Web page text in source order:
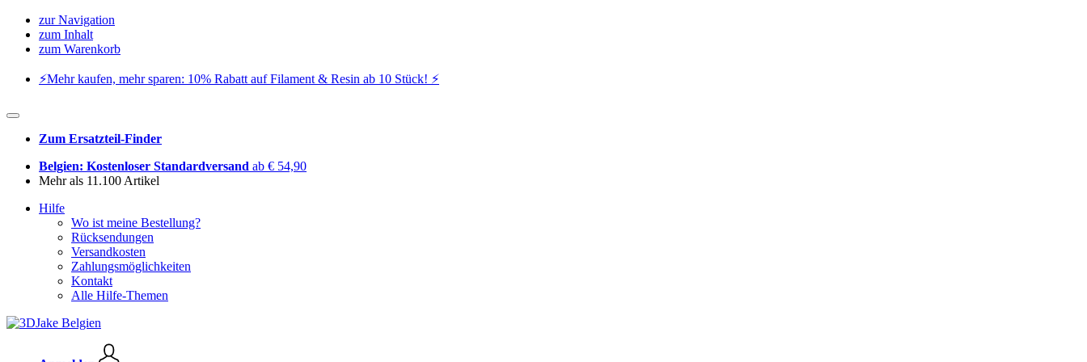
zur Navigation
zum Inhalt
zum Warenkorb
⚡️Mehr kaufen, mehr sparen: 10% Rabatt auf Filament & Resin ab 10 Stück! ⚡️
Zum Ersatzteil-Finder
Belgien: Kostenloser Standardversand ab € 54,90
Mehr als 11.100 Artikel
Hilfe
Wo ist meine Bestellung?
Rücksendungen
Versandkosten
Zahlungsmöglichkeiten
Kontakt
Alle Hilfe-Themen